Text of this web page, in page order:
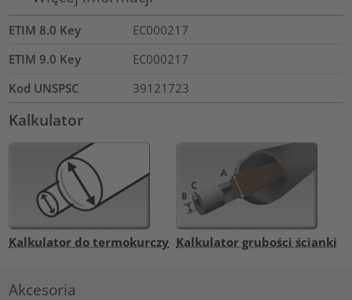
ETIM 8.0 Key
EC000217
ETIM 9.0 Key
EC000217
Kod UNSPSC
39121723
Kalkulator
Kalkulator do termokurczy Kalkulator grubości ścianki
Akcesoria